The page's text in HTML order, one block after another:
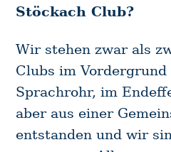
Stöckach Club?
Wir stehen zwar als
Clubs im
Sprachrohr, im
aber aus einer
entstanden und wir